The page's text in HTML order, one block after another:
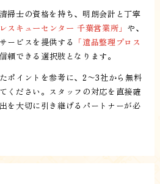
掃士の資格を持ち、明朗会計と丁寧
スキューセンター 千葉営業所」 や、
ービスを提供する 「遺品整理プロス
頼できる選択肢となります。
ポイントを参考に、2〜3社から無料
ください。スタッフの対応を直接確
を大切に引き継げるパートナーが必